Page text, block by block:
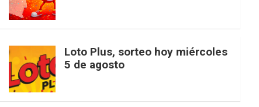
o
k
t
e
r
b
Loto Plus, sorteo hoy miércoles
5 de agosto